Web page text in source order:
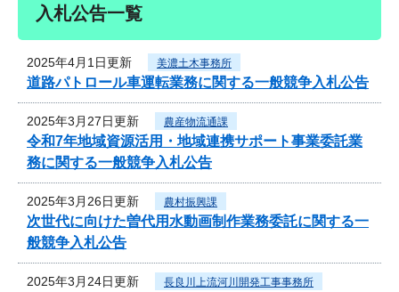
入札公告一覧
2025年4月1日更新 美濃土木事務所
道路パトロール車運転業務に関する一般競争入札公告
2025年3月27日更新 農産物流通課
令和7年地域資源活用・地域連携サポート事業委託業
務に関する一般競争入札公告
2025年3月26日更新 農村振興課
次世代に向けた曽代用水動画制作業務委託に関する一
般競争入札公告
2025年3月24日更新 長良川上流河川開発工事事務所